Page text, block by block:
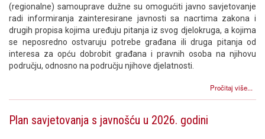
(regionalne) samouprave dužne su omogućiti javno savjetovanje
radi informiranja zainteresirane javnosti sa nacrtima zakona i
drugih propisa kojima uređuju pitanja iz svog djelokruga, a kojima
se neposredno ostvaruju potrebe građana ili druga pitanja od
interesa za opću dobrobit građana i pravnih osoba na njihovu
području, odnosno na području njihove djelatnosti.
Pročitaj više...
Plan savjetovanja s javnošću u 2026. godini